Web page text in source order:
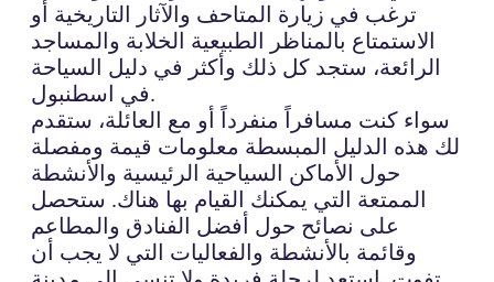
ترغب في زيارة المتاحف والآثار التاريخية أو
الاستمتاع بالمناظر الطبيعية الخلابة والمساجد
الرائعة، ستجد كل ذلك وأكثر في دليل السياحة
في اسطنبول.
سواء كنت مسافراً منفرداً أو مع العائلة، ستقدم
لك هذه الدليل المبسطة معلومات قيمة ومفصلة
حول الأماكن السياحية الرئيسية والأنشطة
الممتعة التي يمكنك القيام بها هناك. ستحصل
على نصائح حول أفضل الفنادق والمطاعم
وقائمة بالأنشطة والفعاليات التي لا يجب أن